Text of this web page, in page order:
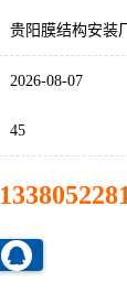
贵阳膜结构安装
2026-08-07
45